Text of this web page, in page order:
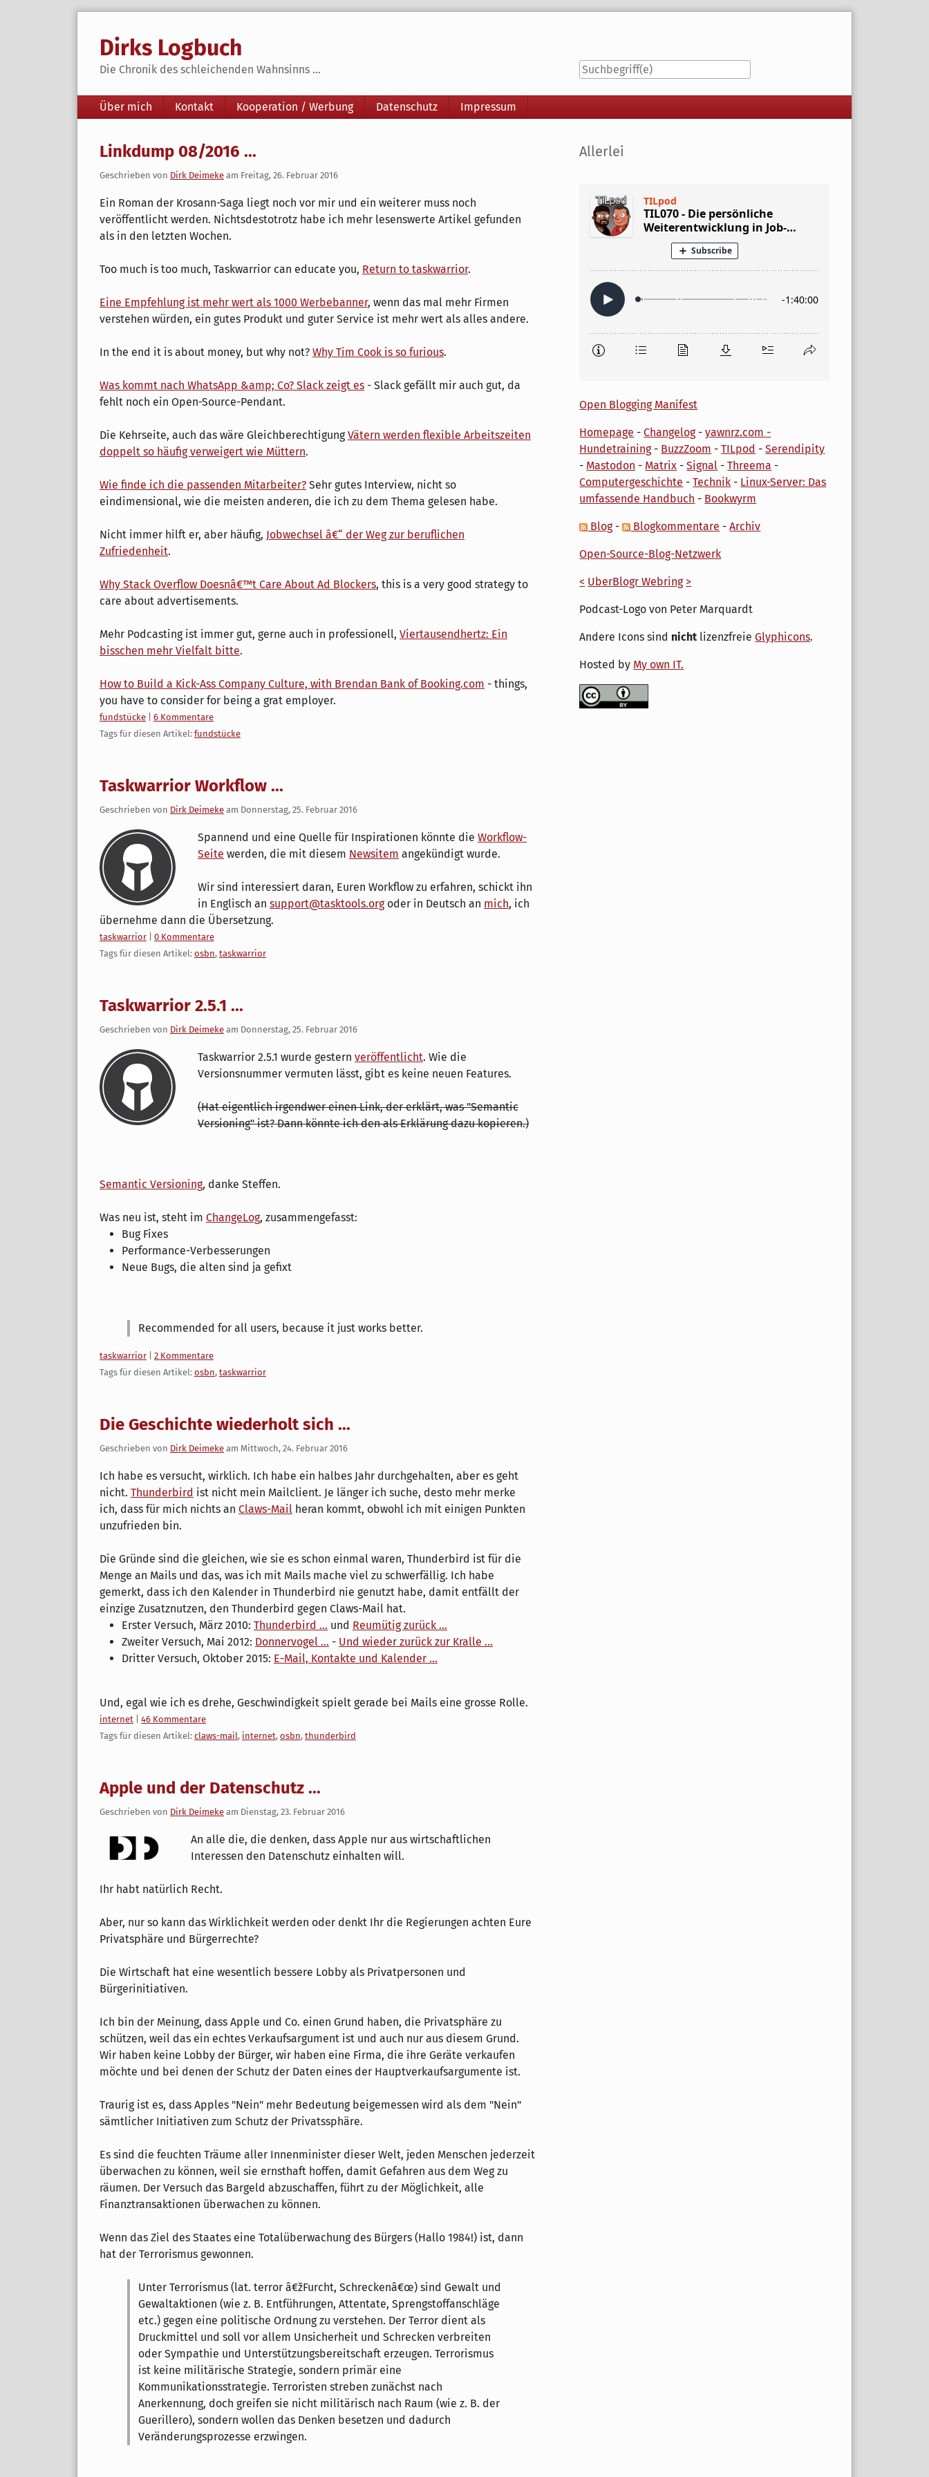
Dirks Logbuch
Die Chronik des schleichenden Wahnsinns ...
Navigation
Über mich Kontakt Kooperation / Werbung Datenschutz Impressum
Linkdump 08/2016 ...
Geschrieben von Dirk Deimeke am Freitag, 26. Februar 2016
Ein Roman der Krosann-Saga liegt noch vor mir und ein weiterer muss noch
veröffentlicht werden. Nichtsdestotrotz habe ich mehr lesenswerte Artikel gefunden
als in den letzten Wochen.
Too much is too much, Taskwarrior can educate you, Return to taskwarrior.
Eine Empfehlung ist mehr wert als 1000 Werbebanner, wenn das mal mehr Firmen
verstehen würden, ein gutes Produkt und guter Service ist mehr wert als alles andere.
In the end it is about money, but why not? Why Tim Cook is so furious.
Was kommt nach WhatsApp &amp; Co? Slack zeigt es - Slack gefällt mir auch gut, da
fehlt noch ein Open-Source-Pendant.
Die Kehrseite, auch das wäre GleichberechtigungVätern werden flexible Arbeitszeiten
doppelt so häufig verweigert wie Müttern.
Wie finde ich die passenden Mitarbeiter? Sehr gutes Interview, nicht so
eindimensional, wie die meisten anderen, die ich zu dem Thema gelesen habe.
Nicht immer hilft er, aber häufig, Jobwechsel â€“ der Weg zur beruflichen
Zufriedenheit.
Why Stack Overflow Doesnâ€™t Care About Ad Blockers, this is a very good strategy to
care about advertisements.
Mehr Podcasting ist immer gut, gerne auch in professionell, Viertausendhertz: Ein
bisschen mehr Vielfalt bitte.
How to Build a Kick-Ass Company Culture, with Brendan Bank of Booking.com - things,
you have to consider for being a grat employer.
Kategorien:
fundstücke
6 Kommentare
Tags für diesen Artikel: fundstücke
Taskwarrior Workflow ...
Geschrieben von Dirk Deimeke am Donnerstag, 25. Februar 2016
Spannend und eine Quelle für Inspirationen könnte die Workflow-
Seite werden, die mit diesem Newsitem angekündigt wurde.
Wir sind interessiert daran, Euren Workflow zu erfahren, schickt ihn
in Englisch an support@tasktools.orgoder in Deutsch an mich, ich
übernehme dann die Übersetzung.
Kategorien:
taskwarrior
0 Kommentare
Tags für diesen Artikel: osbn, taskwarrior
Taskwarrior 2.5.1 ...
Geschrieben von Dirk Deimeke am Donnerstag, 25. Februar 2016
Taskwarrior 2.5.1 wurde gestern veröffentlicht. Wie die
Versionsnummer vermuten lässt, gibt es keine neuen Features.
(Hat eigentlich irgendwer einen Link, der erklärt, was "Semantic
Versioning" ist? Dann könnte ich den als Erklärung dazu kopieren.)
Semantic Versioning, danke Steffen.
Was neu ist, steht im ChangeLog, zusammengefasst:
Bug Fixes
Performance-Verbesserungen
Neue Bugs, die alten sind ja gefixt
Recommended for all users, because it just works better.
Kategorien:
taskwarrior
2 Kommentare
Tags für diesen Artikel: osbn, taskwarrior
Die Geschichte wiederholt sich ...
Geschrieben von Dirk Deimeke am Mittwoch, 24. Februar 2016
Ich habe es versucht, wirklich. Ich habe ein halbes Jahr durchgehalten, aber es geht
nicht. Thunderbird ist nicht mein Mailclient. Je länger ich suche, desto mehr merke
ich, dass für mich nichts an Claws-Mail heran kommt, obwohl ich mit einigen Punkten
unzufrieden bin.
Die Gründe sind die gleichen, wie sie es schon einmal waren, Thunderbird ist für die
Menge an Mails und das, was ich mit Mails mache viel zu schwerfällig. Ich habe
gemerkt, dass ich den Kalender in Thunderbird nie genutzt habe, damit entfällt der
einzige Zusatznutzen, den Thunderbird gegen Claws-Mail hat.
Erster Versuch, März 2010: Thunderbird ... und Reumütig zurück ...
Zweiter Versuch, Mai 2012: Donnervogel ... - Und wieder zurück zur Kralle ...
Dritter Versuch, Oktober 2015: E-Mail, Kontakte und Kalender ...
Und, egal wie ich es drehe, Geschwindigkeit spielt gerade bei Mails eine grosse Rolle.
Kategorien:
internet
46 Kommentare
Tags für diesen Artikel: claws-mail, internet, osbn, thunderbird
Apple und der Datenschutz ...
Geschrieben von Dirk Deimeke am Dienstag, 23. Februar 2016
An alle die, die denken, dass Apple nur aus wirtschaftlichen
Interessen den Datenschutz einhalten will.
Ihr habt natürlich Recht.
Aber, nur so kann das Wirklichkeit werden oder denkt Ihr die Regierungen achten Eure
Privatsphäre und Bürgerrechte?
Die Wirtschaft hat eine wesentlich bessere Lobby als Privatpersonen und
Bürgerinitiativen.
Ich bin der Meinung, dass Apple und Co. einen Grund haben, die Privatsphäre zu
schützen, weil das ein echtes Verkaufsargument ist und auch nur aus diesem Grund.
Wir haben keine Lobby der Bürger, wir haben eine Firma, die ihre Geräte verkaufen
möchte und bei denen der Schutz der Daten eines der Hauptverkaufsargumente ist.
Traurig ist es, dass Apples "Nein" mehr Bedeutung beigemessen wird als dem "Nein"
sämtlicher Initiativen zum Schutz der Privatssphäre.
Es sind die feuchten Träume aller Innenminister dieser Welt, jeden Menschen jederzeit
überwachen zu können, weil sie ernsthaft hoffen, damit Gefahren aus dem Weg zu
räumen. Der Versuch das Bargeld abzuschaffen, führt zu der Möglichkeit, alle
Finanztransaktionen überwachen zu können.
Wenn das Ziel des Staates eine Totalüberwachung des Bürgers (Hallo 1984!) ist, dann
hat der Terrorismus gewonnen.
Unter Terrorismus (lat. terror â€žFurcht, Schreckenâ€œ) sind Gewalt und
Gewaltaktionen (wie z. B. Entführungen, Attentate, Sprengstoffanschläge
etc.) gegen eine politische Ordnung zu verstehen. Der Terror dient als
Druckmittel und soll vor allem Unsicherheit und Schrecken verbreiten
oder Sympathie und Unterstützungsbereitschaft erzeugen. Terrorismus
ist keine militärische Strategie, sondern primär eine
Kommunikationsstrategie. Terroristen streben zunächst nach
Anerkennung, doch greifen sie nicht militärisch nach Raum (wie z. B. der
Guerillero), sondern wollen das Denken besetzen und dadurch
Veränderungsprozesse erzwingen.
Seitenleiste
Allerlei
Open Blogging Manifest
Homepage -Changelog-yawnrz.com -
Hundetraining- BuzzZoom -TILpod -Serendipity
- Mastodon - Matrix -Signal -Threema -
Computergeschichte -Technik - Linux-Server: Das
umfassende Handbuch - Bookwyrm
Blog- Blogkommentare -Archiv
Open-Source-Blog-Netzwerk
< UberBlogr Webring >
Podcast-Logo von Peter Marquardt
Andere Icons sind nicht lizenzfreieGlyphicons.
Hosted by My own IT.